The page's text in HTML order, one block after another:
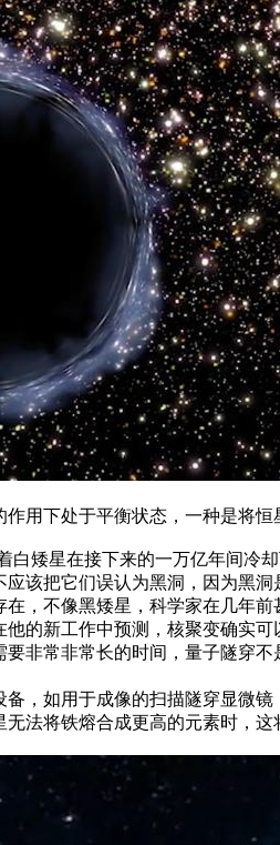
用下处于平衡状态，一种是将
矮星在接下来的一万亿年间冷
该把它们误认为黑洞，因为黑
，不像黑矮星，科学家在几年
的新工作中预测，核聚变确实
非常非常长的时间，量子隧穿
，如用于成像的扫描隧穿显微
法将铁熔合成更高的元素时，